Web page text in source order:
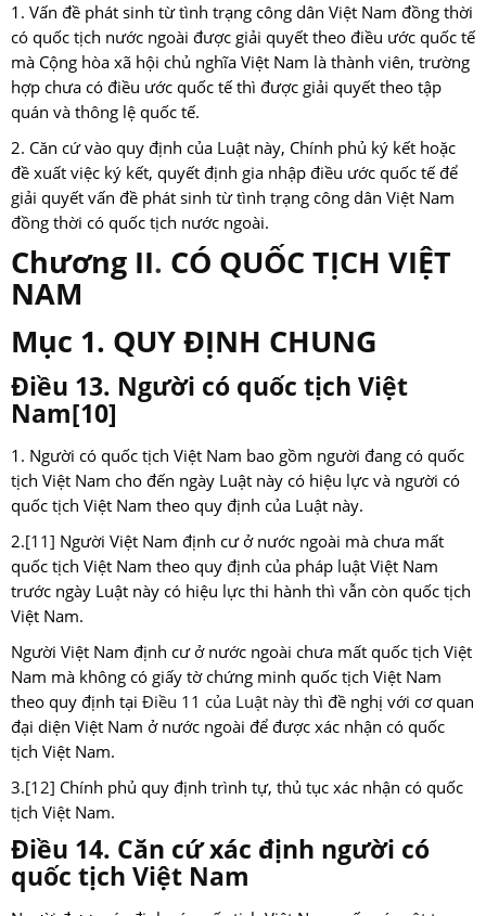
1. Vấn đề phát sinh từ tình trạng công dân Việt Nam đồng thời
có quốc tịch nước ngoài được giải quyết theo điều ước quốc tế
mà Cộng hòa xã hội chủ nghĩa Việt Nam là thành viên, trường
hợp chưa có điều ước quốc tế thì được giải quyết theo tập
quán và thông lệ quốc tế.
2. Căn cứ vào quy định của Luật này, Chính phủ ký kết hoặc
đề xuất việc ký kết, quyết định gia nhập điều ước quốc tế để
giải quyết vấn đề phát sinh từ tình trạng công dân Việt Nam
đồng thời có quốc tịch nước ngoài.
Chương II. CÓ QUỐC TỊCH VIỆT
NAM
Mục 1. QUY ĐỊNH CHUNG
Điều 13. Người có quốc tịch Việt
Nam[10]
1. Người có quốc tịch Việt Nam bao gồm người đang có quốc
tịch Việt Nam cho đến ngày Luật này có hiệu lực và người có
quốc tịch Việt Nam theo quy định của Luật này.
2.[11] Người Việt Nam định cư ở nước ngoài mà chưa mất
quốc tịch Việt Nam theo quy định của pháp luật Việt Nam
trước ngày Luật này có hiệu lực thi hành thì vẫn còn quốc tịch
Việt Nam.
Người Việt Nam định cư ở nước ngoài chưa mất quốc tịch Việt
Nam mà không có giấy tờ chứng minh quốc tịch Việt Nam
theo quy định tại Điều 11 của Luật nàythì đề nghị với cơ quan
đại diện Việt Nam ở nước ngoài để được xác nhận có quốc
tịch Việt Nam.
3.[12] Chính phủ quy định trình tự, thủ tục xác nhận có quốc
tịch Việt Nam.
Điều 14. Căn cứ xác định người có
quốc tịch Việt Nam